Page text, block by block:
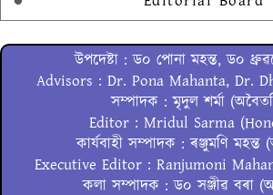
উপদেষ্টা : ড০ পোনা মহন্ত, ড০
Advisors : Dr. Pona Mahanta, Dr.
সম্পাদক : মৃদুল শৰ্মা
Editor : Mridul Sarma
কাৰ্যবাহী সম্পাদক : ৰঞ্জুমণি
Executive Editor : Ranjumoni
কলা সম্পাদক : ড০ সঞ্জীৱ বৰা